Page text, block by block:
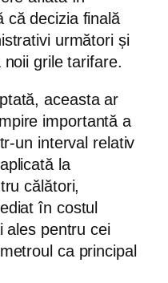
că decizia finală
următori și
grile tarifare.
aceasta ar
importantă a
un interval relativ
la
călători,
în costul
ales pentru cei
ca principal